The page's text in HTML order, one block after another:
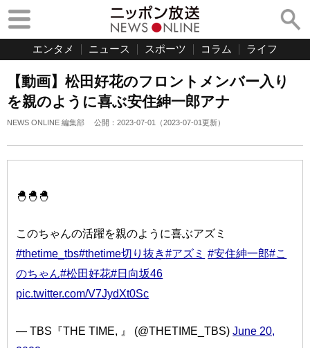
エンタメ ニュース スポーツ コラム ライフ
【動画】松田好花のフロントメンバー入り
を親のように喜ぶ安住紳一郎アナ
NEWS ONLINE 編集部 公開： 2023-07-01 （2023-07-01更新）
🐣🐣🐣
このちゃんの活躍を親のように喜ぶアズミ
#thetime_tbs#thetime切り抜き#アズミ #安住紳一郎#こ
のちゃん#松田好花#日向坂46
pic.twitter.com/V7JydXt0Sc
— TBS『THE TIME, 』 (@THETIME_TBS)June 20,